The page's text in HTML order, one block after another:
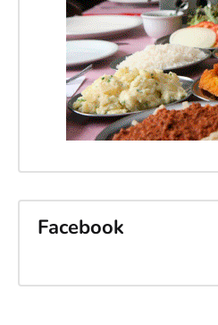
Facebook